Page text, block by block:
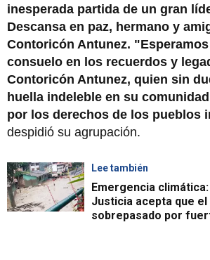
inesperada partida de un gran
Descansa en paz, hermano y
Contoricón Antunez.
consuelo en los recuerdos y
Contoricón Antunez, quien sin
huella indeleble en su
por los derechos de los pueblos
despidió su agrupación.
Lee también
Emergencia
Justicia acepta que
sobrepasado por